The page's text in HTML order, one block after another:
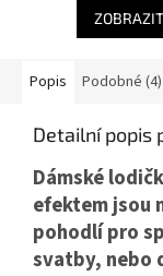
Popis Podobné (4)
Detailní popis
Dámské
efektem jsou
pohodlí pro
svatby, nebo